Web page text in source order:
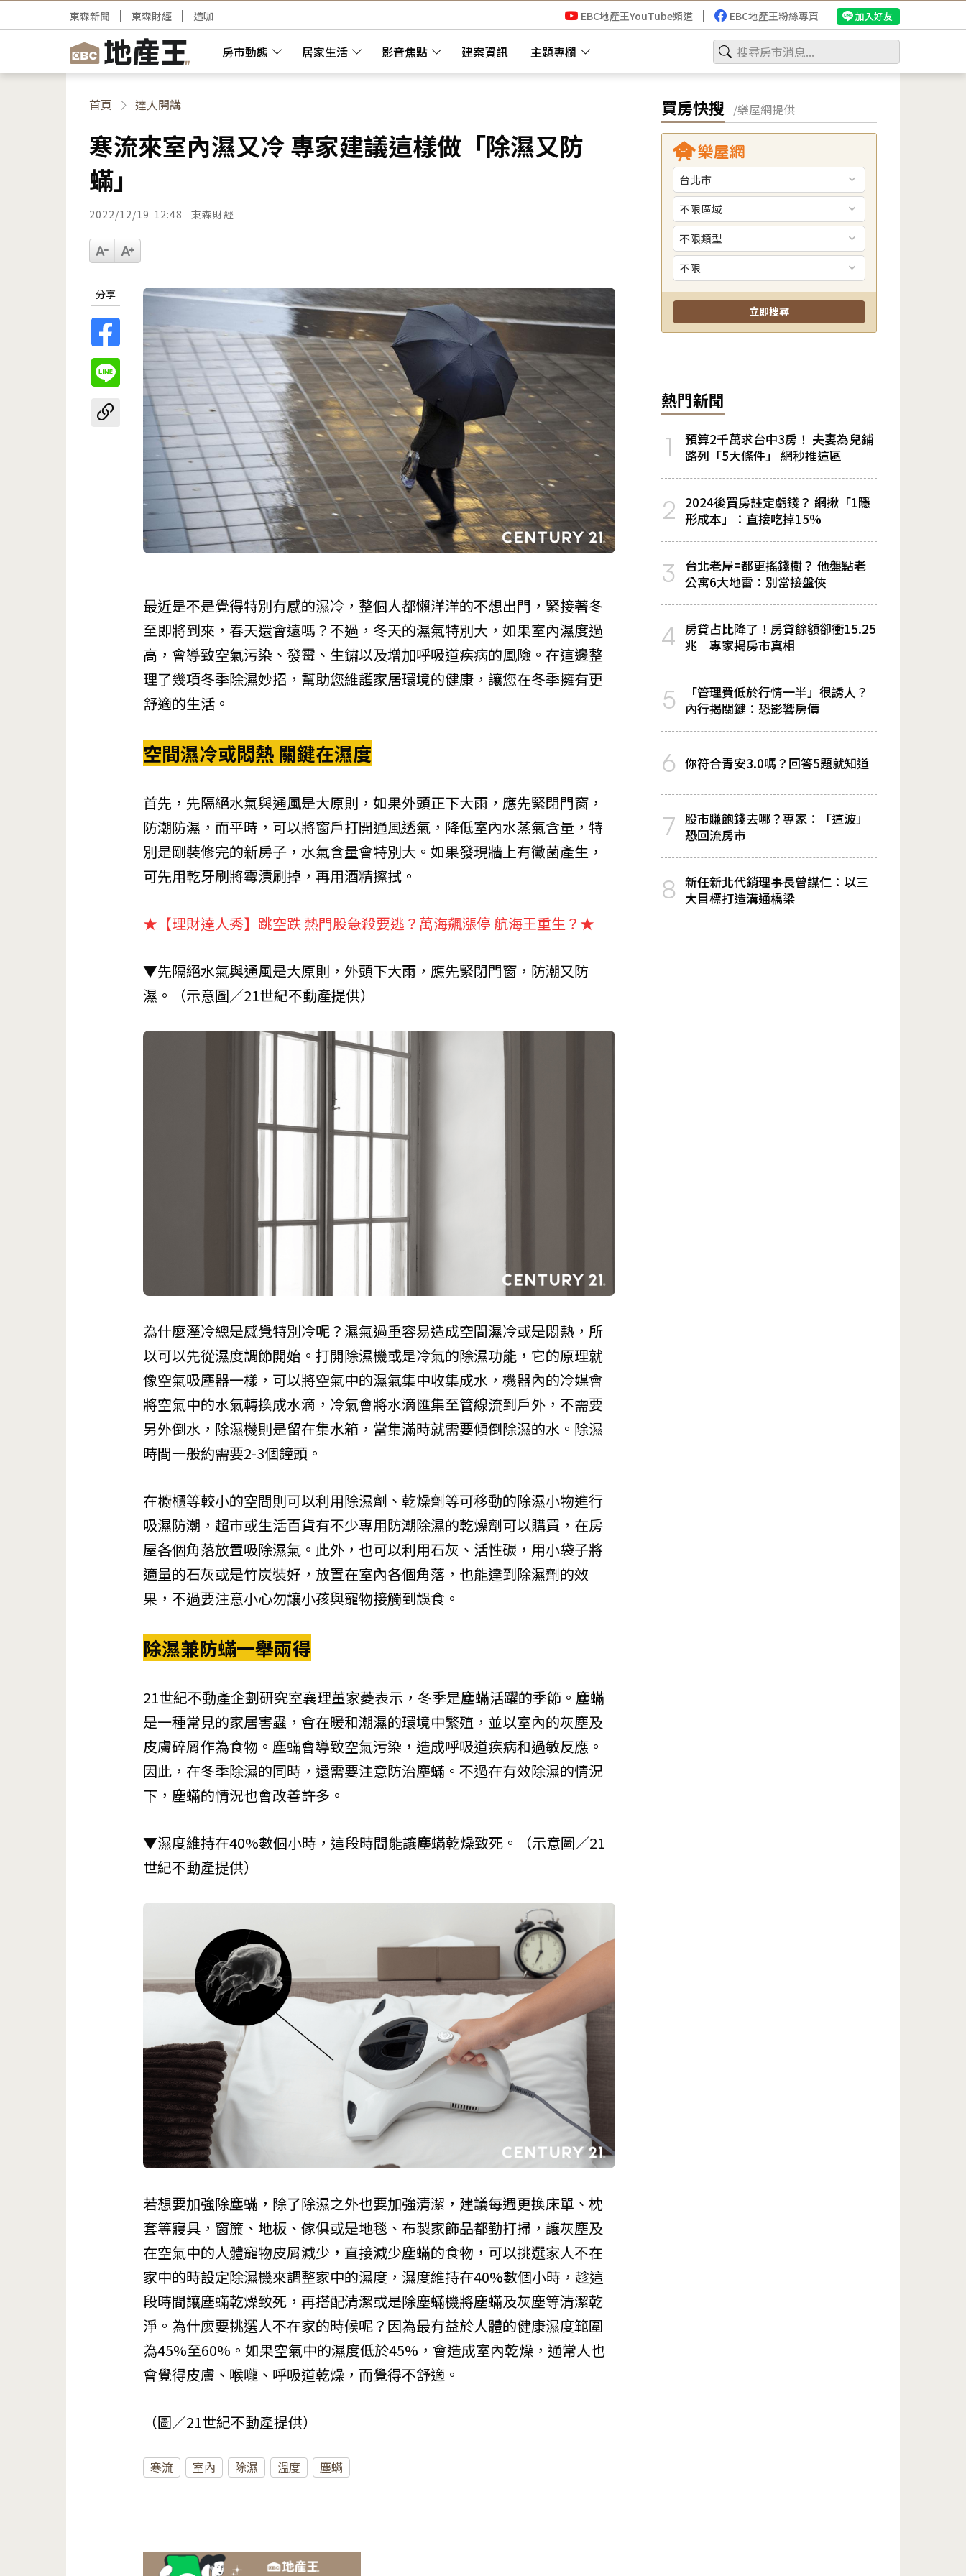
房市動態 居家生活 影音焦點 建案資訊 主題專欄
東森新聞 東森財經 造咖 EBC地產王YouTube頻道 EBC地產王粉絲專頁 加入好友
首頁 達人開講
寒流來室內濕又冷 專家建議這樣做「除濕又防
蟎」
2022/12/19 12:48 東森財經
分享
最近是不是覺得特別有感的濕冷，整個人都懶洋洋的不想出門，緊接著冬
至即將到來，春天還會遠嗎？不過，冬天的濕氣特別大，如果室內濕度過
高，會導致空氣污染、發霉、生鏽以及增加呼吸道疾病的風險。在這邊整
理了幾項冬季除濕妙招，幫助您維護家居環境的健康，讓您在冬季擁有更
舒適的生活。
空間濕冷或悶熱 關鍵在濕度
首先，先隔絕水氣與通風是大原則，如果外頭正下大雨，應先緊閉門窗，
防潮防濕，而平時，可以將窗戶打開通風透氣，降低室內水蒸氣含量，特
別是剛裝修完的新房子，水氣含量會特別大。​如果發現牆上有黴菌產生，
可先用乾牙刷將霉漬刷掉，再用酒精擦拭。
★ 【理財達人秀】跳空跌 熱門股急殺要逃？萬海飆漲停 航海王重生？★
▼先隔絕水氣與通風是大原則，外頭下大雨，應先緊閉門窗，防潮又防
濕。（示意圖／21世紀不動產提供）
為什麼溼冷總是感覺特別冷呢？濕氣過重容易造成空間濕冷或是悶熱，所
以可以先從濕度調節開始。打開除濕機或是冷氣的除濕功能，它的原理就
像空氣吸塵器一樣，可以將空氣中的濕氣集中收集成水，機器內的冷媒會
將空氣中的水氣轉換成水滴，冷氣會將水滴匯集至管線流到戶外，不需要
另外倒水，除濕機則是留在集水箱，當集滿時就需要傾倒除濕的水。除濕
時間一般約需要2-3個鐘頭。
在櫥櫃等較小的空間則可以利用除濕劑、乾燥劑等可移動的除濕小物進行
吸濕防潮，超市或生活百貨有不少專用防潮除濕的乾燥劑可以購買，在房
屋各個角落放置吸除濕氣。此外，也可以​利用石灰、活性碳，用小袋子將
適量的石灰或是竹炭裝好，放置在室內各個角落，也能達到除濕劑的效
果，不過要注意小心勿讓小孩與寵物接觸到誤食。
除濕兼防蟎一舉兩得
21世紀不動產企劃研究室襄理董家菱表示，冬季是塵蟎活躍的季節。塵蟎
是一種常見的家居害蟲，會在暖和潮濕的環境中繁殖，並以室內的灰塵及
皮膚碎屑作為食物。塵蟎會導致空氣污染，造成呼吸道疾病和過敏反應。
因此，在冬季除濕的同時，還需要注意防治塵蟎。不過在有效除濕的情況
下，塵蟎的情況也會改善許多。
▼濕度維持在40%數個小時，這段時間能讓塵蟎乾燥致死。（示意圖／21
世紀不動產提供）
若想要加強除塵蟎，除了除濕之外也要加強清潔，建議每週更換床單、枕
套等寢具，窗簾、地板、傢俱或是地毯、布製家飾品都勤打掃，讓灰塵及
在空氣中的人體寵物皮屑減少，直接減少塵蟎的食物，可以挑選家人不在
家中的時設定除濕機來調整家中的濕度，濕度維持在40%數個小時，趁這
段時間讓塵蟎乾燥致死，再搭配清潔或是除塵蟎機將塵蟎及灰塵等清潔乾
淨。為什麼要挑選人不在家的時候呢？因為最有益於人體的健康濕度範圍
為45%至60%。如果空氣中的濕度低於45%，會造成室內乾燥，通常人也
會覺得皮膚、喉嚨、呼吸道乾燥，而覺得不舒適。
（圖／21世紀不動產提供）
寒流 室內 除濕 溫度 塵蟎
買房快搜 /樂屋網提供
熱門新聞
1
預算2千萬求台中3房！ 夫妻為兒鋪
路列「5大條件」 網秒推這區
2 2024後買房註定虧錢？ 網揪「1隱
形成本」：直接吃掉15%
3
台北老屋=都更搖錢樹？ 他盤點老
公寓6大地雷：別當接盤俠
4 房貸占比降了！房貸餘額卻衝15.25
兆 專家揭房市真相
5
「管理費低於行情一半」很誘人？
內行揭關鍵：恐影響房價
6 你符合青安3.0嗎？回答5題就知道
7 股市賺飽錢去哪？專家：「這波」
恐回流房市
8 新任新北代銷理事長曾謀仁：以三
大目標打造溝通橋梁